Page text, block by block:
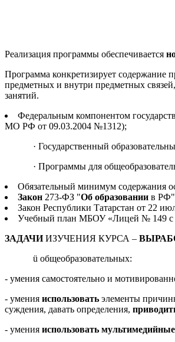
Реализация программы обеспечивается
Программа конкретизирует содержание
предметных и внутри предметных
занятий.
Федеральным компонентом
МО РФ от 09.03.2004 №1312);
· Государственный
· Программы для
Обязательный минимум содержания
Закон 273-ФЗ "Об образовании в РФ"
Закон Республики Татарстан от 22
Учебный план МБОУ «Лицей № 149 с
ЗАДАЧИИЗУЧЕНИЯ КУРСА –
ü общеобразовательных:
- умения самостоятельно и
- умения использовать элементы
суждения, давать определения,
- умения использовать мультимедийные